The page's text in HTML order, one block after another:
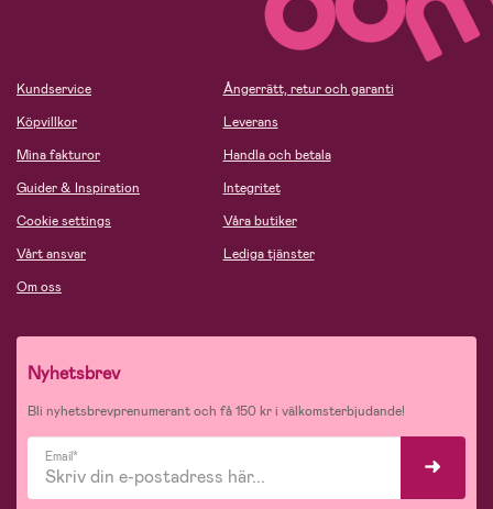
Kundservice
Köpvillkor
Mina fakturor
Guider & Inspiration
Cookie settings
Vårt ansvar
Om oss
Ångerrätt, retur och garanti
Leverans
Handla och betala
Integritet
Våra butiker
Lediga tjänster
Nyhetsbrev
Bli nyhetsbrevprenumerant och få 150 kr i välkomsterbjudande!
Email*